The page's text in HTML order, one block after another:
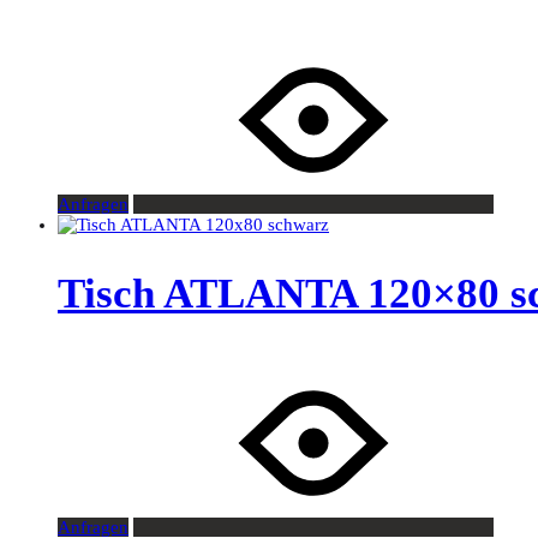
Anfragen
Tisch ATLANTA 120×80
Anfragen